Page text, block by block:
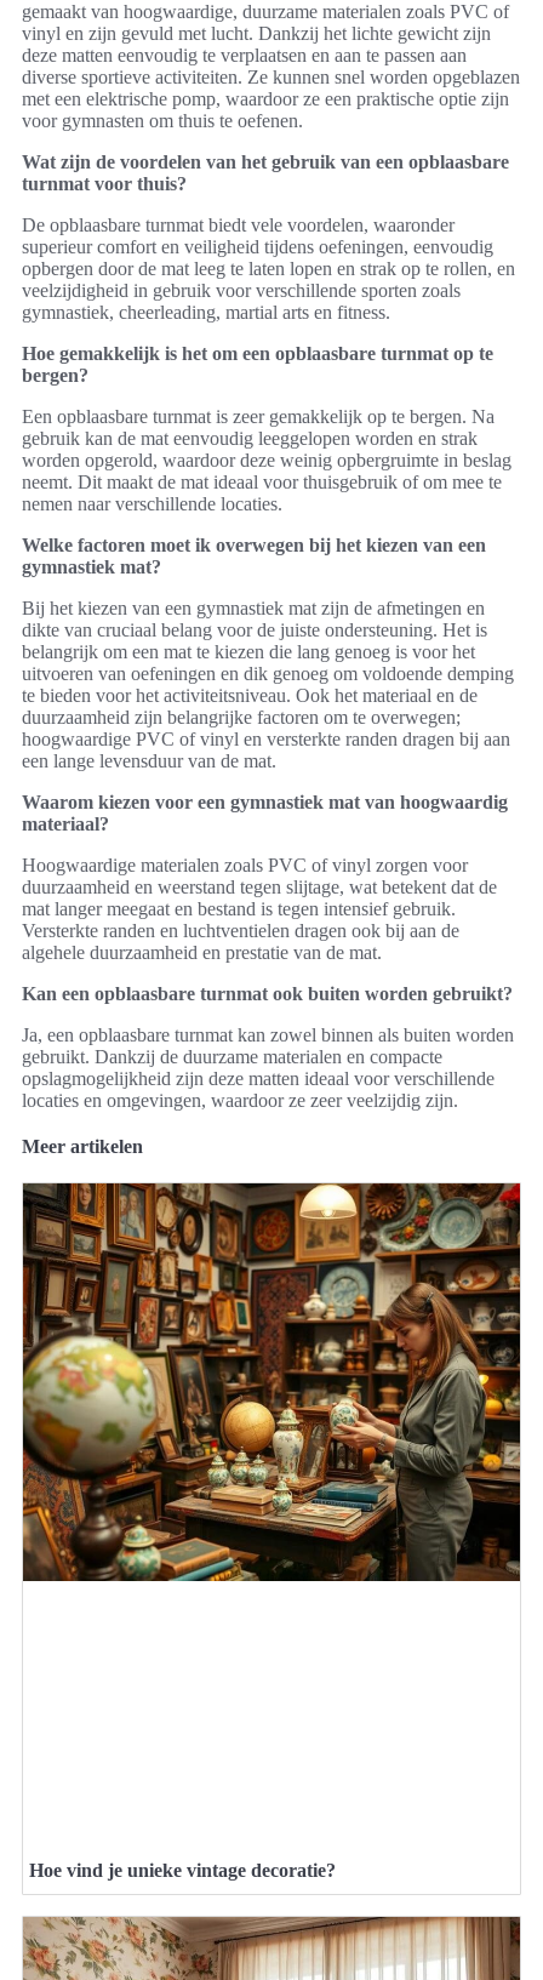
gemaakt van hoogwaardige, duurzame materialen zoals PVC of
vinyl en zijn gevuld met lucht. Dankzij het lichte gewicht zijn
deze matten eenvoudig te verplaatsen en aan te passen aan
diverse sportieve activiteiten. Ze kunnen snel worden opgeblazen
met een elektrische pomp, waardoor ze een praktische optie zijn
voor gymnasten om thuis te oefenen.
Wat zijn de voordelen van het gebruik van een opblaasbare
turnmat voor thuis?
De opblaasbare turnmat biedt vele voordelen, waaronder
superieur comfort en veiligheid tijdens oefeningen, eenvoudig
opbergen door de mat leeg te laten lopen en strak op te rollen, en
veelzijdigheid in gebruik voor verschillende sporten zoals
gymnastiek, cheerleading, martial arts en fitness.
Hoe gemakkelijk is het om een opblaasbare turnmat op te
bergen?
Een opblaasbare turnmat is zeer gemakkelijk op te bergen. Na
gebruik kan de mat eenvoudig leeggelopen worden en strak
worden opgerold, waardoor deze weinig opbergruimte in beslag
neemt. Dit maakt de mat ideaal voor thuisgebruik of om mee te
nemen naar verschillende locaties.
Welke factoren moet ik overwegen bij het kiezen van een
gymnastiek mat?
Bij het kiezen van een gymnastiek mat zijn de afmetingen en
dikte van cruciaal belang voor de juiste ondersteuning. Het is
belangrijk om een mat te kiezen die lang genoeg is voor het
uitvoeren van oefeningen en dik genoeg om voldoende demping
te bieden voor het activiteitsniveau. Ook het materiaal en de
duurzaamheid zijn belangrijke factoren om te overwegen;
hoogwaardige PVC of vinyl en versterkte randen dragen bij aan
een lange levensduur van de mat.
Waarom kiezen voor een gymnastiek mat van hoogwaardig
materiaal?
Hoogwaardige materialen zoals PVC of vinyl zorgen voor
duurzaamheid en weerstand tegen slijtage, wat betekent dat de
mat langer meegaat en bestand is tegen intensief gebruik.
Versterkte randen en luchtventielen dragen ook bij aan de
algehele duurzaamheid en prestatie van de mat.
Kan een opblaasbare turnmat ook buiten worden gebruikt?
Ja, een opblaasbare turnmat kan zowel binnen als buiten worden
gebruikt. Dankzij de duurzame materialen en compacte
opslagmogelijkheid zijn deze matten ideaal voor verschillende
locaties en omgevingen, waardoor ze zeer veelzijdig zijn.
Meer artikelen
Hoe vind je unieke vintage decoratie?